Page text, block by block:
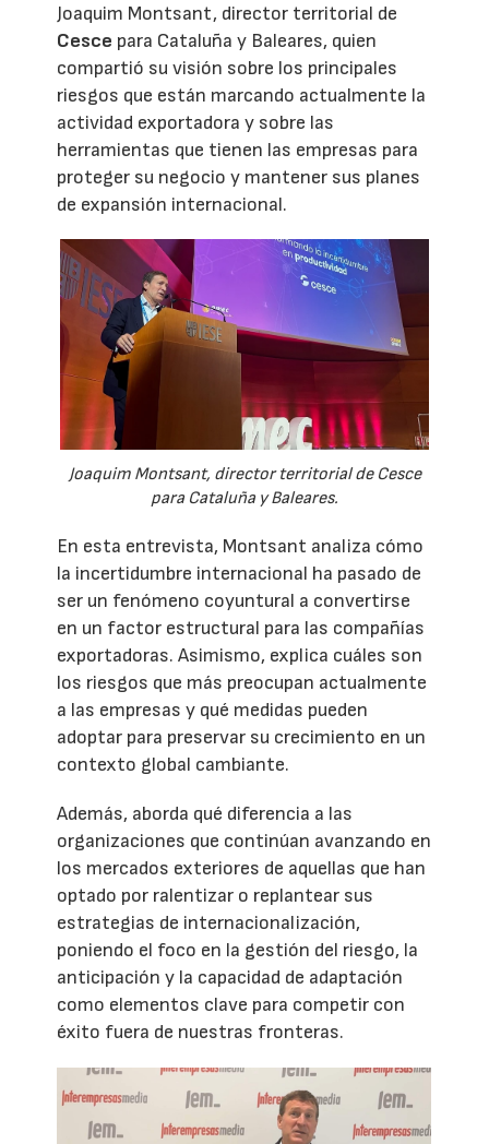
Joaquim Montsant, director territorial de
Cesce para Cataluña y Baleares, quien
compartió su visión sobre los principales
riesgos que están marcando actualmente la
actividad exportadora y sobre las
herramientas que tienen las empresas para
proteger su negocio y mantener sus planes
de expansión internacional.
Joaquim Montsant, director territorial de Cesce
para Cataluña y Baleares.
En esta entrevista, Montsant analiza cómo
la incertidumbre internacional ha pasado de
ser un fenómeno coyuntural a convertirse
en un factor estructural para las compañías
exportadoras. Asimismo, explica cuáles son
los riesgos que más preocupan actualmente
a las empresas y qué medidas pueden
adoptar para preservar su crecimiento en un
contexto global cambiante.
Además, aborda qué diferencia a las
organizaciones que continúan avanzando en
los mercados exteriores de aquellas que han
optado por ralentizar o replantear sus
estrategias de internacionalización,
poniendo el foco en la gestión del riesgo, la
anticipación y la capacidad de adaptación
como elementos clave para competir con
éxito fuera de nuestras fronteras.